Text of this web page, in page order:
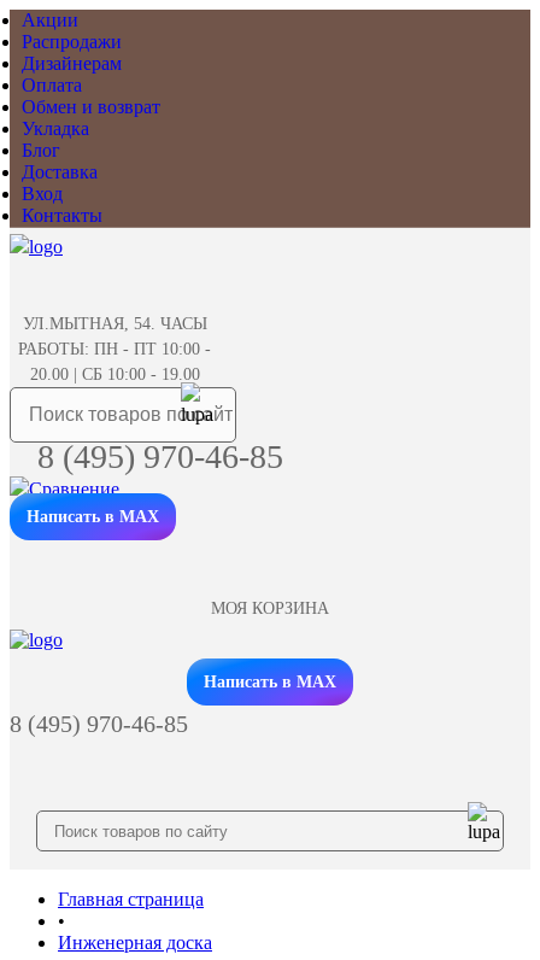
Акции
Распродажи
Дизайнерам
Оплата
Обмен и возврат
Укладка
Блог
Доставка
Вход
Контакты
УЛ.МЫТНАЯ, 54. ЧАСЫ
РАБОТЫ: ПН - ПТ 10:00 -
20.00 | СБ 10:00 - 19.00
8 (495) 970-46-85
Написать в MAX
МОЯ КОРЗИНА
Заказать звонок
Написать в MAX
8 (495) 970-46-85
Главная страница
•
Инженерная доска